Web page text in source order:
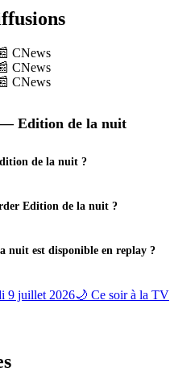
CNews
CNews
CNews
— Edition de la nuit
de la nuit ?
Edition de la nuit ?
nuit est disponible en replay ?
9 juillet 2026🌙 Ce soir à la TV